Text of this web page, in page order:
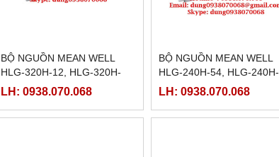
BỘ NGUỒN MEAN WELL
HLG-320H-12, HLG-320H-
12A,HLG-320H-12B,HLG-
LH: 0938.070.068
BỘ NGUỒN MEAN WELL
HLG-240H-54, HLG-240H-
54A,HLG-240H-54B,HLG-
LH: 0938.070.068